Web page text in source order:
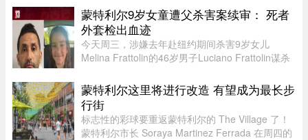
过程，损失及维修费用约7000 ...
蒙特利尔9岁女童遭父杀害案续审： 死者
外套检出血迹
今天周三，涉嫌去年赴纽约期间杀害9岁女儿
Melina Frattolin的46岁男子Luciano Frattolin谋杀
Luciano Frattolin被控二级谋杀及藏匿尸体，两项
罪名均不认罪，自2025年7月被捕以 ...
蒙特利尔这里将进行改造 有望成为最长步
行街
标志性的彩球要重返蒙特利尔的 The Village 了！
蒙特利尔市长 Soraya Martinez Ferrada 在周四的